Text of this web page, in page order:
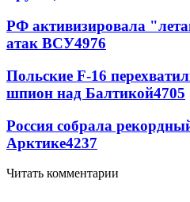
РФ активизировала
атак ВСУ4976
Польские F-16
шпион над Балтикой4705
Россия собрала
Арктике4237
Читать комментарии